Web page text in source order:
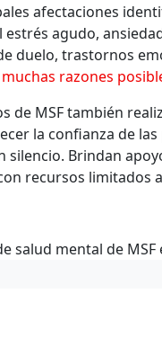
afectaciones
estrés agudo,
duelo, trastornos
razones
de MSF también
la confianza de
silencio. Brindan
recursos limitados